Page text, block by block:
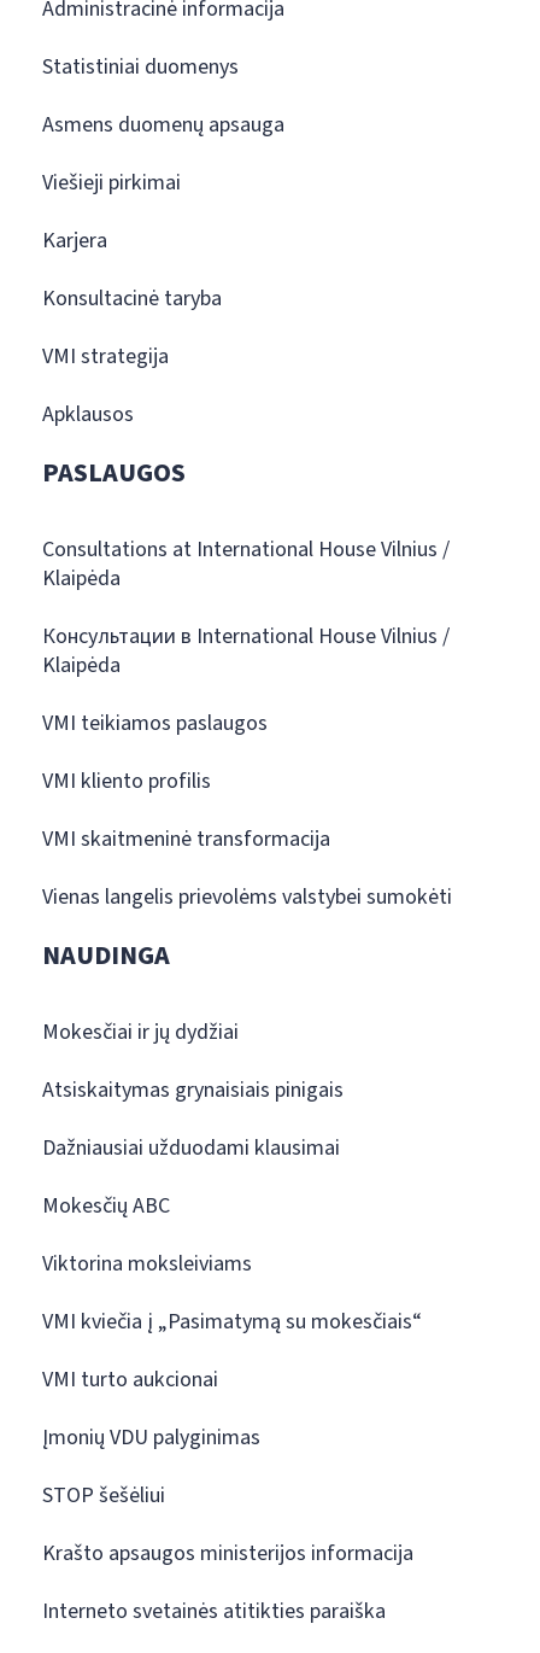
Administracinė informacija
Statistiniai duomenys
Asmens duomenų apsauga
Viešieji pirkimai
Karjera
Konsultacinė taryba
VMI strategija
Apklausos
PASLAUGOS
Consultations at International House Vilnius /
Klaipėda
Консультации в International House Vilnius /
Klaipėda
VMI teikiamos paslaugos
VMI kliento profilis
VMI skaitmeninė transformacija
Vienas langelis prievolėms valstybei sumokėti
NAUDINGA
Mokesčiai ir jų dydžiai
Atsiskaitymas grynaisiais pinigais
Dažniausiai užduodami klausimai
Mokesčių ABC
Viktorina moksleiviams
VMI kviečia į „Pasimatymą su mokesčiais“
VMI turto aukcionai
Įmonių VDU palyginimas
STOP šešėliui
Krašto apsaugos ministerijos informacija
Interneto svetainės atitikties paraiška